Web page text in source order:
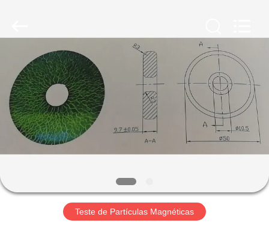
CASA
PRODUTOS
SOBRE
NÓS
EXCURSÃO
Rights
Teste de Partículas Magnéticas